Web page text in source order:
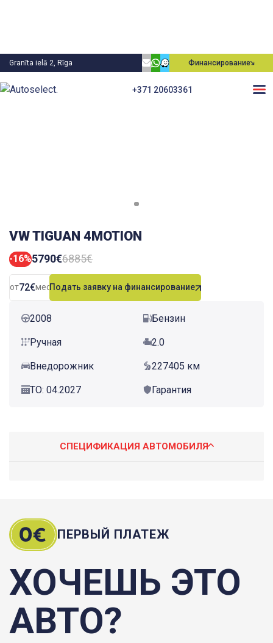
Granīta ielā 2, Rīga Финансирование
+371 20603361
VW TIGUAN 4MOTION
-16%5790€6885€
от72€мес.Подать заявку на финансирование
2008 Бензин
Ручная 2.0
Внедорожник 227405 км
ТО: 04.2027 Гарантия
СПЕЦИФИКАЦИЯ АВТОМОБИЛЯ
ПЕРВЫЙ ПЛАТЕЖ
ХОЧЕШЬ ЭТО
АВТО?